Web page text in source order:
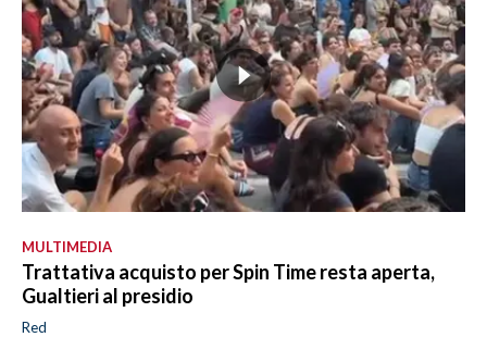
MULTIMEDIA
Trattativa acquisto per Spin Time resta aperta,
Gualtieri al presidio
Red